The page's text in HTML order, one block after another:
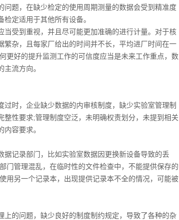
题，在缺少检定的使用周期测量的数据会受到精准度
定适用于其他所有设备。
受到重视，并且尽可能更加准确的进行计量。对于核
杂，且每家厂给出的时间并不长，平均进厂时间在一
更好的提升监测工作的可信度应当是未来工作重点，数
流方向。
时，企业缺少数据的内审核制度，缺少实验室管理制
性要求;管理制度空泛，未明确权责划分，未提到相关
容要求。
记录部门，比如实验室数据因更换新设备导致的丢
门管理混乱，在临时性的文件检查中，不能提供保存的
用另一个记录本，出现提供记录本不全的情况，可能被
的问题，缺少良好的制度制约规定，导致了各种的杂